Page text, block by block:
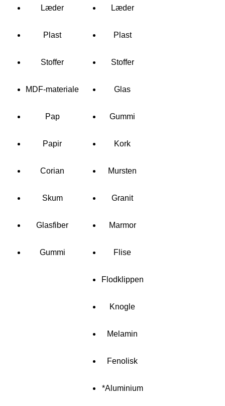
Læder Læder
Plast Plast
Stoffer Stoffer
MDF-materiale Glas
Pap Gummi
Papir Kork
Corian Mursten
Skum Granit
Glasfiber Marmor
Gummi Flise
Flodklippen
Knogle
Melamin
Fenolisk
*Aluminium